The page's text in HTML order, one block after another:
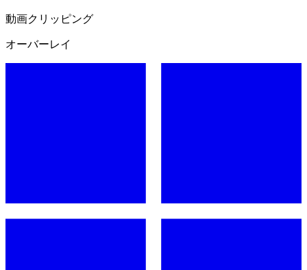
動画クリッピング
オーバーレイ